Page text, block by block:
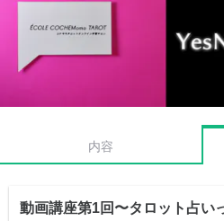
内容
動画講座第1回〜タロット占い